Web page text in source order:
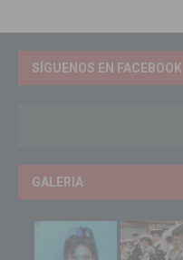
SÍGUENOS EN FACEBOOK
GALERIA